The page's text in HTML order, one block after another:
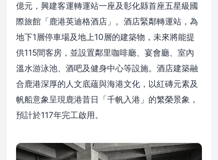
億元，興建客運轉運站一座及彰化縣首座五星級國
際旅館「鹿港英迪格酒店」。酒店緊鄰轉運站，為
地下1層停車場及地上10層的建築物，未來將能提
供115間客房，並設置鄰里咖啡廳、宴會廳、室內
溫水游泳池、酒吧及健身中心等設施。酒店建築融
合鹿港深厚的人文底蘊與海港文化，以紅磚元素及
帆船意象呈現鹿港昔日「千帆入港」的繁榮景象，
預計於117年完工啟用。